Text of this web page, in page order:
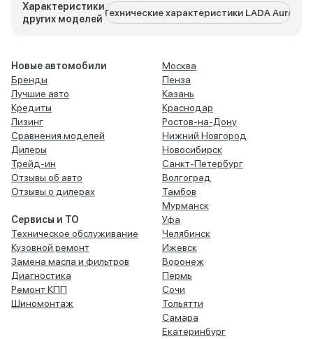
Характеристики
других моделей
Технические характеристики LADA Aura
Новые автомобили
Бренды
Лучшие авто
Кредиты
Лизинг
Сравнения моделей
Дилеры
Трейд-ин
Отзывы об авто
Отзывы о дилерах
Сервисы и ТО
Техническое обслуживание
Кузовной ремонт
Замена масла и фильтров
Диагностика
Ремонт КПП
Шиномонтаж
Москва
Пенза
Казань
Краснодар
Ростов-на-Дону
Нижний Новгород
Новосибирск
Санкт-Петербург
Волгоград
Тамбов
Мурманск
Уфа
Челябинск
Ижевск
Воронеж
Пермь
Сочи
Тольятти
Самара
Екатеринбург